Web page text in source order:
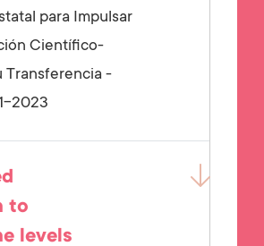
para Impulsar
Científico-
Transferencia -
2023
to
levels